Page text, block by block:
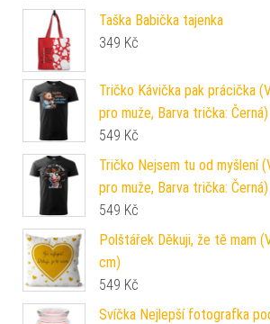
Taška Babička tajenka
349 Kč
Tričko Kávička pak prácička
pro muže, Barva trička: Černá)
549 Kč
Tričko Nejsem tu od myšlení
pro muže, Barva trička: Černá)
549 Kč
Polštářek Děkuji, že tě mam
cm)
549 Kč
Svíčka Nejlepší fotografka